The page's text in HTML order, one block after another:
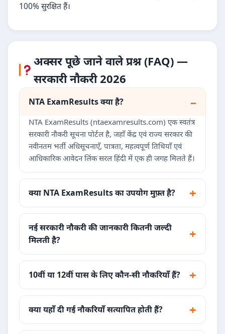
100% सुरक्षित हैं।
अक्सर पूछे जाने वाले प्रश्न (FAQ) —
सरकारी नौकरी 2026
NTA ExamResults क्या है?
NTA ExamResults (ntaexamresults.com) एक स्वतंत्र
सरकारी नौकरी सूचना पोर्टल है, जहाँ केंद्र एवं राज्य सरकार की
नवीनतम भर्ती अधिसूचनाएँ, पात्रता, महत्वपूर्ण तिथियाँ एवं
आधिकारिक आवेदन लिंक सरल हिंदी में एक ही जगह मिलते हैं।
क्या NTA ExamResults का उपयोग मुफ़्त है?
नई सरकारी नौकरी की जानकारी कितनी जल्दी
मिलती है?
10वीं या 12वीं पास के लिए कौन-सी नौकरियाँ हैं?
क्या यहाँ दी गई नौकरियाँ सत्यापित होती हैं?